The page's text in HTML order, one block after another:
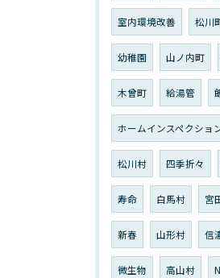
室内環境改善 松川
幼稚園 山ノ内町
木曾町 給湯管
ホームインスペクショ
松川村 四季折々
寿命 白馬村 宮
新春 山形村 信
微生物 高山村